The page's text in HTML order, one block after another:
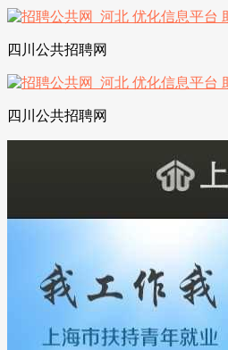
四川公共招聘网
四川公共招聘网